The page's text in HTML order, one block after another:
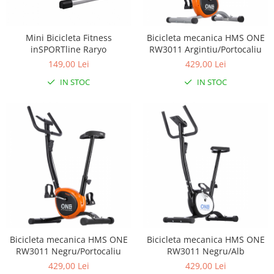
Patuturi copii
Patuturi lemn pana la 120 x 60 cm
Patuturi lemn 140 x 70 cm
Pat tineret
Patuturi pliabile si tarcuri de joaca
Saltele patut copii
Saltele mici
Saltele de la 120 x 60 cm
Saltele de la 140 x 70 cm
Saltele 127 x 63 cm
Saltele de la 160 x 80 cm
Lenjerii patuturi
Lenjerii patut 120 x 60 cm
Mini Bicicleta Fitness
inSPORTline Raryo
149,00 Lei
IN STOC
Bicicleta mecanica HMS ONE
RW3011 Argintiu/Portocaliu
429,00 Lei
IN STOC
Bicicleta mecanica HMS ONE
RW3011 Negru/Portocaliu
429,00 Lei
Bicicleta mecanica HMS ONE
RW3011 Negru/Alb
429,00 Lei